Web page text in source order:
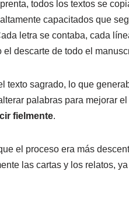
todos los textos se
capacitados que
letra se contaba, cada
descarte de todo el
texto sagrado, lo que
palabras para mejorar
fielmente.
el proceso era más
las cartas y los relatos,